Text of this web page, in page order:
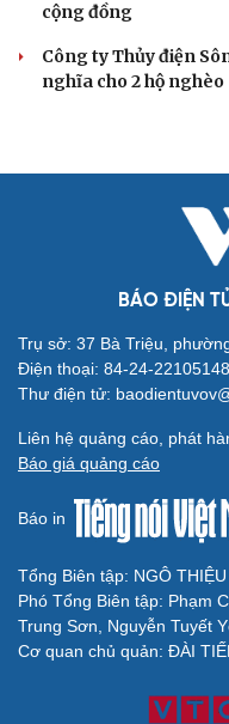
cộng đồng
Công ty Thủy điện
nghĩa cho 2 hộ nghèo
BÁO ĐIỆN
Trụ sở: 37 Bà Triệu,
Điện thoại: 84-24-
Thư điện tử:
Liên hệ quảng cáo, phát
Báo giá quảng cáo
Báo in
Tổng Biên tập: NGÔ
Phó Tổng Biên tập: Phạm
Trung Sơn, Nguyễn Tuyết
Cơ quan chủ quản: ĐÀI